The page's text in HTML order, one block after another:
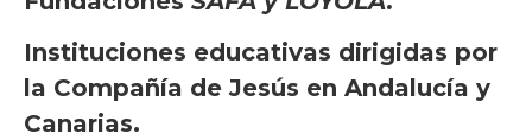
Instituciones educativas dirigidas por
la Compañía de Jesús en Andalucía y
Canarias.